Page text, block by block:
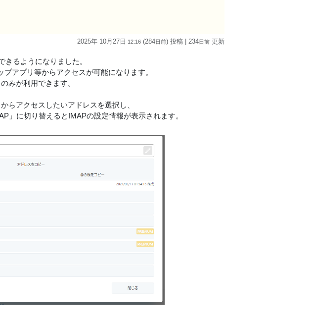
2025年 10月27日 12:16 (284日前) 投稿 | 234日前 更新
るようになりました。
アプリ等からアクセスが可能になります。
みが利用できます。
らアクセスしたいアドレスを選択し、
」に切り替えるとIMAPの設定情報が表示されます。